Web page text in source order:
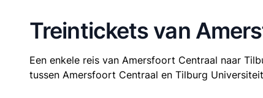
Treintickets van
Een enkele reis van Amersfoort Centraal naar
tussen Amersfoort Centraal en Tilburg